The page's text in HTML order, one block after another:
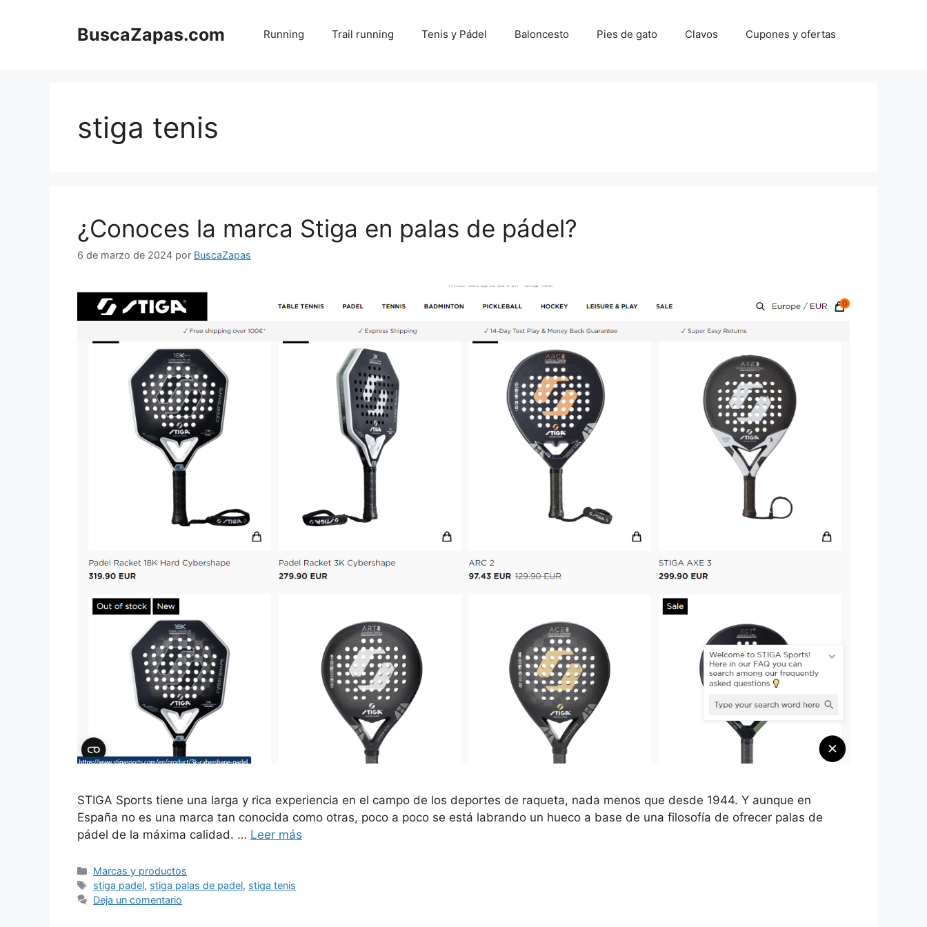
BuscaZapas.com Running Trail running Tenis y Pádel Baloncesto Pies de gato Clavos Cupones y ofertas
stiga tenis
¿Conoces la marca Stiga en palas de pádel?
6 de marzo de 2024 por BuscaZapas
STIGA Sports tiene una larga y rica experiencia en el campo de los deportes de raqueta, nada menos que desde 1944. Y aunque en
España no es una marca tan conocida como otras, poco a poco se está labrando un hueco a base de una filosofía de ofrecer palas de
pádel de la máxima calidad. … Leer más
Categorías
Marcas y productos
Etiquetas
stiga padel, stiga palas de padel, stiga tenis
Deja un comentario